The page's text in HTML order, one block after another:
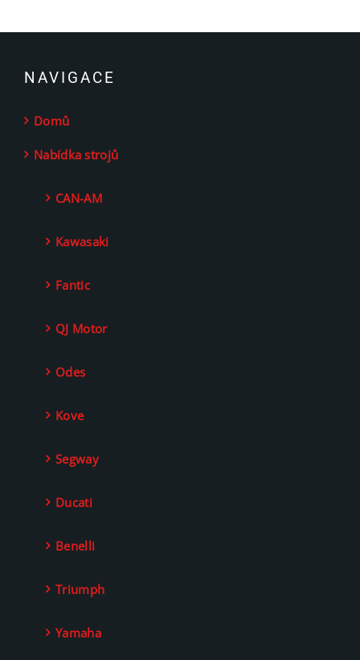
NAVIGACE
Domů
Nabídka strojů
CAN-AM
Kawasaki
Fantic
QJ Motor
Odes
Kove
Segway
Ducati
Benelli
Triumph
Yamaha